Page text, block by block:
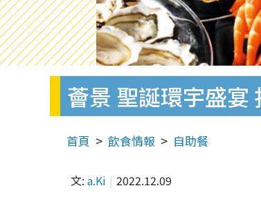
薈景 聖誕環宇盛宴
首頁 飲食情報 自助餐
文: a.Ki 2022.12.09